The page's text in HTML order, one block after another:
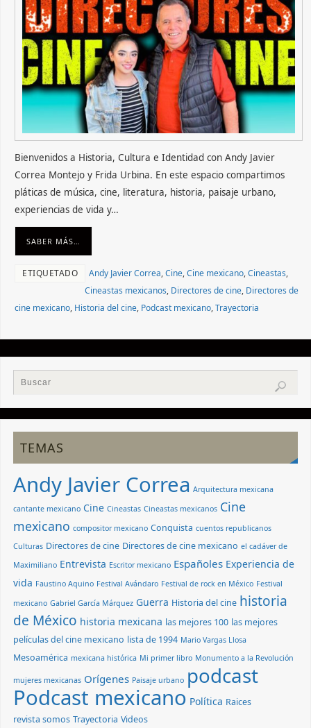
Bienvenidos a Historia, Cultura e Identidad con Andy Javier
Correa Montejo y Frida Urbina. En este espacio compartimos
pláticas de música, cine, literatura, historia, paisaje urbano,
experiencias de vida y…
SABER MÁS…
ETIQUETADO Andy Javier Correa,Cine,Cine mexicano,Cineastas,
Cineastas mexicanos, Directores de cine, Directores de
cine mexicano, Historia del cine, Podcast mexicano,Trayectoria
TEMAS
Andy Javier Correa Arquitectura mexicana
cantante mexicano Cine Cineastas Cineastas mexicanos Cine
mexicano compositor mexicano Conquista cuentos republicanos
Culturas Directores de cine Directores de cine mexicano el cadáver de
Maximiliano Entrevista Escritor mexicano Españoles Experiencia de
vida Faustino Aquino Festival Avándaro Festival de rock en México Festival
mexicano Gabriel García Márquez Guerra Historia del cine historia
de México historia mexicana las mejores 100 las mejores
películas del cine mexicano lista de 1994 Mario Vargas Llosa
Mesoamérica mexicana histórica Mi primer libro Monumento a la Revolución
mujeres mexicanas Orígenes Paisaje urbano podcast
Podcast mexicano Política Raices
revista somos Trayectoria Videos